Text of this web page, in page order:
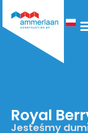
Royal
Jesteśmy